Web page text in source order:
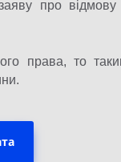
про
права, то